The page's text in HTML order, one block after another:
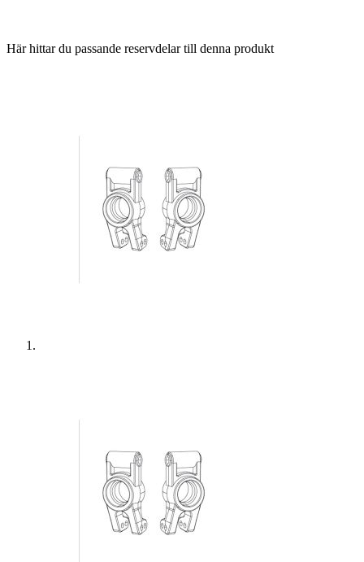
Här hittar du passande reservdelar till denna produkt